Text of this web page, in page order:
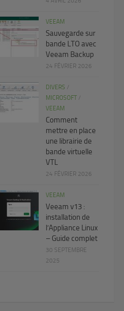
VEEAM
Sauvegarde sur
bande LTO avec
Veeam Backup
24 FÉVRIER 2026
DIVERS /
MICROSOFT /
VEEAM
Comment
mettre en place
une librairie de
bande virtuelle
VTL
24 FÉVRIER 2026
VEEAM
Veeam v13 :
installation de
l’Appliance Linux
– Guide complet
30 SEPTEMBRE
2025